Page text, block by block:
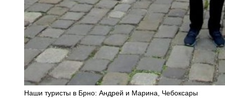
Наши туристы в Брно: Андрей и Марина, Чебоксары